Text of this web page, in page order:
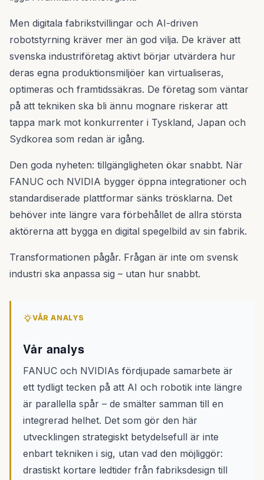
Men digitala fabrikstvillingar och AI-driven
robotstyrning kräver mer än god vilja. De kräver att
svenska industriföretag aktivt börjar utvärdera hur
deras egna produktionsmiljöer kan virtualiseras,
optimeras och framtidssäkras. De företag som väntar
på att tekniken ska bli ännu mognare riskerar att
tappa mark mot konkurrenter i Tyskland, Japan och
Sydkorea som redan är igång.
Den goda nyheten: tillgängligheten ökar snabbt. När
FANUC och NVIDIA bygger öppna integrationer och
standardiserade plattformar sänks trösklarna. Det
behöver inte längre vara förbehållet de allra största
aktörerna att bygga en digital spegelbild av sin fabrik.
Transformationen pågår. Frågan är inte om svensk
industri ska anpassa sig – utan hur snabbt.
VÅR ANALYS
Vår analys
FANUC och NVIDIAs fördjupade samarbete är
ett tydligt tecken på att AI och robotik inte längre
är parallella spår – de smälter samman till en
integrerad helhet. Det som gör den här
utvecklingen strategiskt betydelsefull är inte
enbart tekniken i sig, utan vad den möjliggör:
drastiskt kortare ledtider från fabriksdesign till